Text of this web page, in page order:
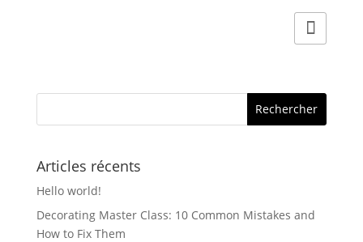
peuvent
la
Articles récents
Hello world!
Decorating Master Class: 10 Common Mistakes and
How to Fix Them